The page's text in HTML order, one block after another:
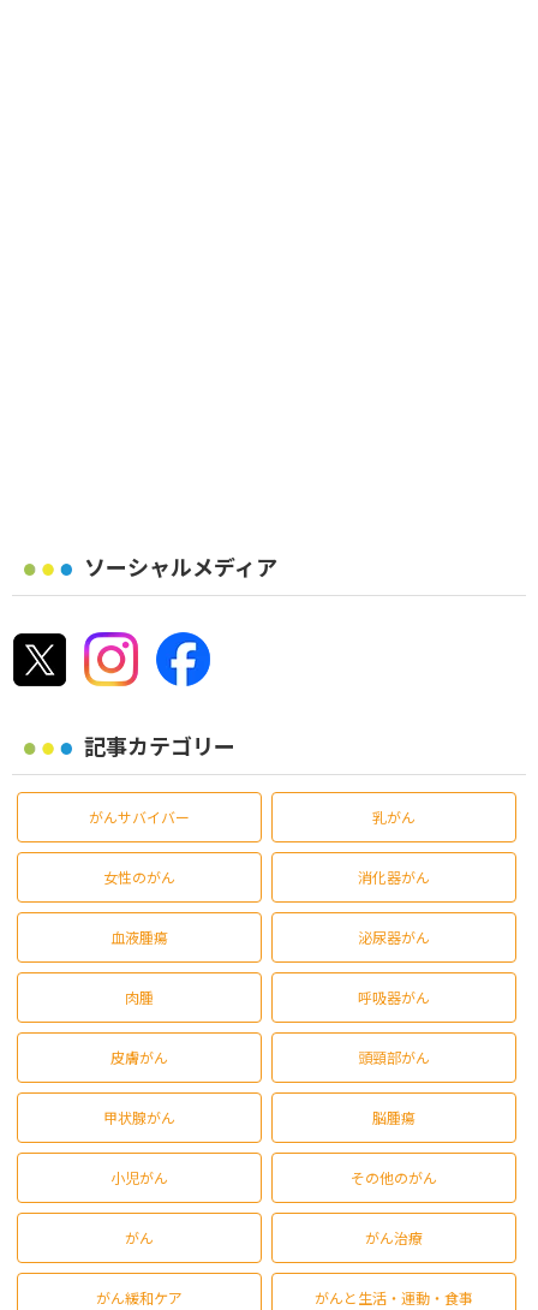
ソーシャルメディア
記事カテゴリー
がんサバイバー 乳がん
女性のがん 消化器がん
血液腫瘍 泌尿器がん
肉腫 呼吸器がん
皮膚がん 頭頸部がん
甲状腺がん 脳腫瘍
小児がん その他のがん
がん がん治療
がん緩和ケア がんと生活・運動・食事